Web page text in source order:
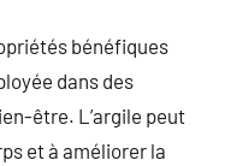
bénéfiques
dans des
être. L’argile peut
et à améliorer la